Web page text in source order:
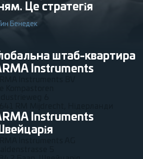
Це стратегія
Бенедек
штаб-квартира
Instruments
Instruments